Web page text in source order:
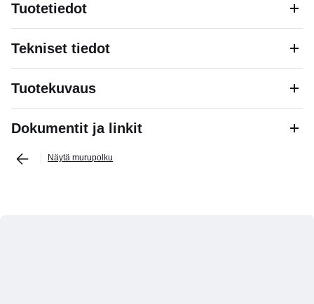
Tuotetiedot
Tekniset tiedot
Tuotekuvaus
Dokumentit ja linkit
Näytä murupolku